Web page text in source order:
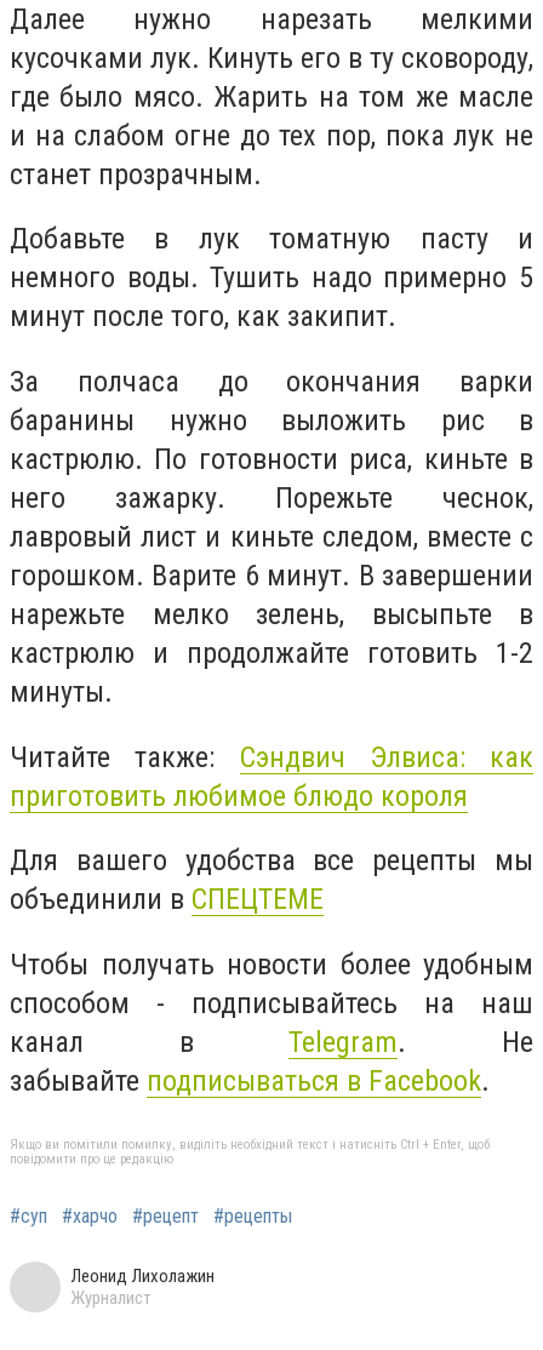
Далее нужно нарезать мелкими
кусочками лук. Кинуть его в ту сковороду,
где было мясо. Жарить на том же масле
и на слабом огне до тех пор, пока лук не
станет прозрачным.
Добавьте в лук томатную пасту и
немного воды. Тушить надо примерно 5
минут после того, как закипит.
За полчаса до окончания варки
баранины нужно выложить рис в
кастрюлю. По готовности риса, киньте в
него зажарку. Порежьте чеснок,
лавровый лист и киньте следом, вместе с
горошком. Варите 6 минут. В завершении
нарежьте мелко зелень, высыпьте в
кастрюлю и продолжайте готовить 1-2
минуты.
Читайте также: Сэндвич Элвиса: как
приготовить любимое блюдо короля
Для вашего удобства все рецепты мы
объединили в СПЕЦТЕМЕ
Чтобы получать новости более удобным
способом - подписывайтесь на наш
канал вTelegram. Не
забывайте подписываться в Facebook.
Якщо ви помітили помилку, виділіть необхідний текст і натисніть Ctrl + Enter, щоб
повідомити про це редакцію
#суп #харчо #рецепт #рецепты
Леонид Лихолажин
Журналист